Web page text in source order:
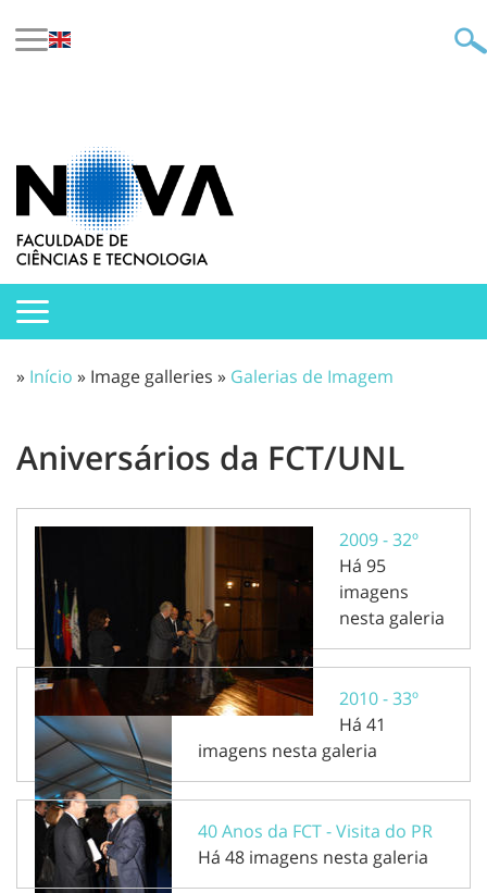
» Início » Image galleries » Galerias de Imagem
Aniversários da FCT/UNL
2009 - 32º
Há 95
imagens
nesta galeria
2010 - 33º
Há 41
imagens nesta galeria
40 Anos da FCT - Visita do PR
Há 48 imagens nesta galeria